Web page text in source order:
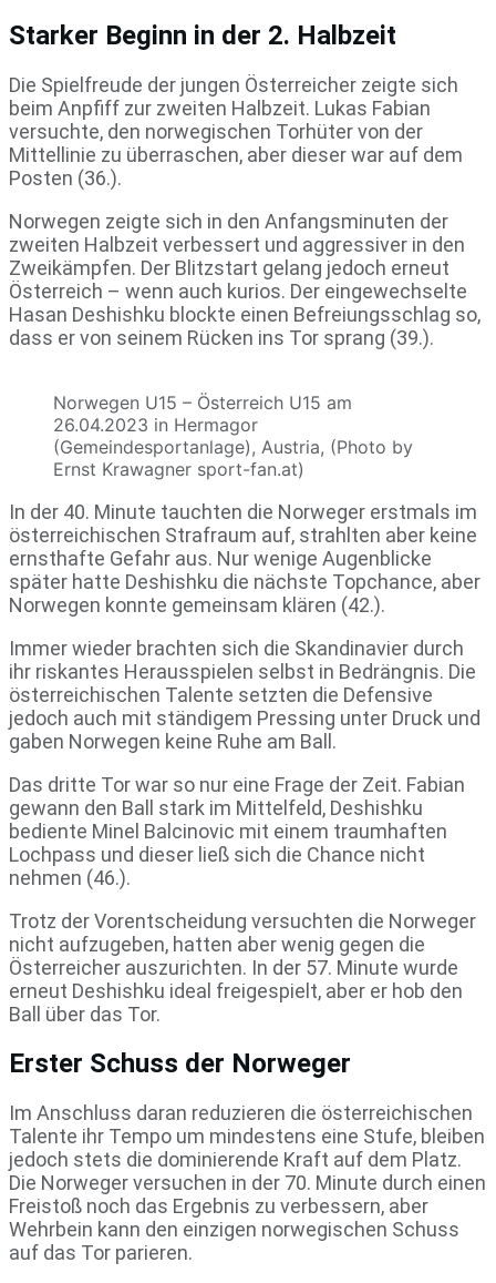
Starker Beginn in der 2. Halbzeit
Die Spielfreude der jungen Österreicher zeigte sich
beim Anpfiff zur zweiten Halbzeit. Lukas Fabian
versuchte, den norwegischen Torhüter von der
Mittellinie zu überraschen, aber dieser war auf dem
Posten (36.).
Norwegen zeigte sich in den Anfangsminuten der
zweiten Halbzeit verbessert und aggressiver in den
Zweikämpfen. Der Blitzstart gelang jedoch erneut
Österreich – wenn auch kurios. Der eingewechselte
Hasan Deshishku blockte einen Befreiungsschlag so,
dass er von seinem Rücken ins Tor sprang (39.).
Norwegen U15 – Österreich U15 am
26.04.2023 in Hermagor
(Gemeindesportanlage), Austria, (Photo by
Ernst Krawagner sport-fan.at)
In der 40. Minute tauchten die Norweger erstmals im
österreichischen Strafraum auf, strahlten aber keine
ernsthafte Gefahr aus. Nur wenige Augenblicke
später hatte Deshishku die nächste Topchance, aber
Norwegen konnte gemeinsam klären (42.).
Immer wieder brachten sich die Skandinavier durch
ihr riskantes Herausspielen selbst in Bedrängnis. Die
österreichischen Talente setzten die Defensive
jedoch auch mit ständigem Pressing unter Druck und
gaben Norwegen keine Ruhe am Ball.
Das dritte Tor war so nur eine Frage der Zeit. Fabian
gewann den Ball stark im Mittelfeld, Deshishku
bediente Minel Balcinovic mit einem traumhaften
Lochpass und dieser ließ sich die Chance nicht
nehmen (46.).
Trotz der Vorentscheidung versuchten die Norweger
nicht aufzugeben, hatten aber wenig gegen die
Österreicher auszurichten. In der 57. Minute wurde
erneut Deshishku ideal freigespielt, aber er hob den
Ball über das Tor.
Erster Schuss der Norweger
Im Anschluss daran reduzieren die österreichischen
Talente ihr Tempo um mindestens eine Stufe, bleiben
jedoch stets die dominierende Kraft auf dem Platz.
Die Norweger versuchen in der 70. Minute durch einen
Freistoß noch das Ergebnis zu verbessern, aber
Wehrbein kann den einzigen norwegischen Schuss
auf das Tor parieren.